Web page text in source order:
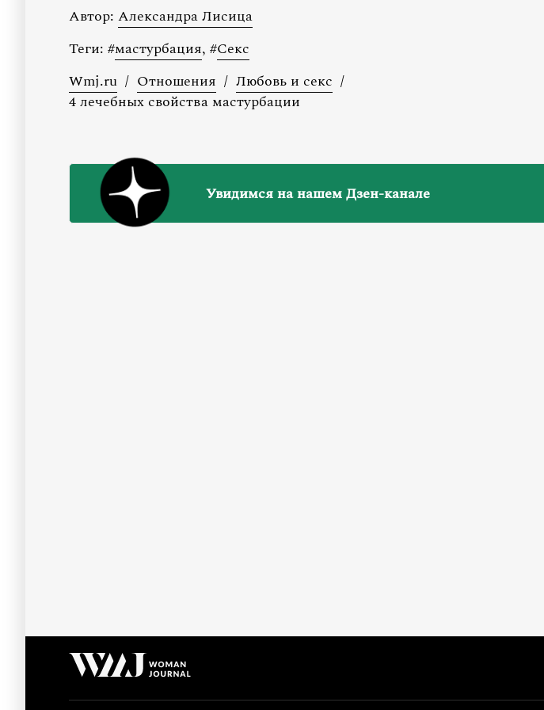
Автор: Александра Лисица
Теги: #мастурбация, #Секс
Wmj.ru / Отношения / Любовь и секс /
4 лечебных свойства мастурбации
Увидимся на нашем Дзен-канале